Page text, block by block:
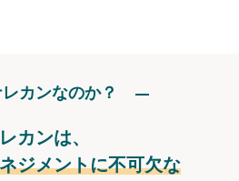
カンなのか？
カンは、
ジメントに不可欠な